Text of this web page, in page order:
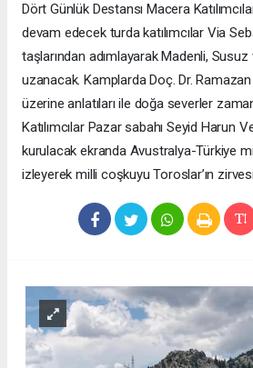
Dört Günlük Destansı Macera
devam edecek turda katılımcılar Via
taşlarından adımlayarak Madenli, Susuz
uzanacak. Kamplarda Doç. Dr.
üzerine anlatıları ile doğa severler
Katılımcılar Pazar sabahı Seyid Harun
kurulacak ekranda Avustralya-Türkiye
izleyerek milli coşkuyu Toroslar’ın